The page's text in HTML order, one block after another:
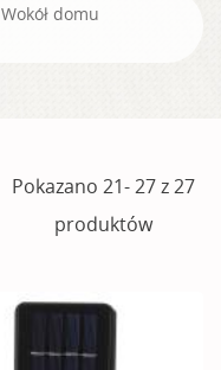
Wokół domu
Pokazano 21- 27 z 27
produktów